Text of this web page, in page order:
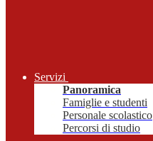
Servizi
Panoramica
Famiglie e studenti
Personale scolastico
Percorsi di studio